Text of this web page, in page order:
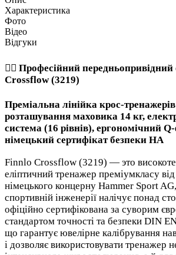
Характеристика
Фото
Відео
Відгуки
🏃‍♂️ Професійний передньопривідний
Crossflow (3219)
Преміальна лінійка крос-
розташування маховика 14 кг,
система (16 рівнів), ергономічний
німецький сертифікат безпеки HA
Finnlo Crossflow (3219) — это
еліптичний тренажер преміумкласу
німецького концерну Hammer Sport
спортивній інженерії налічує понад
офіційно сертифікована за суворим
стандартом точності та безпеки DIN
що гарантує ювелірне калібрування
і дозволяє використовувати тренажер